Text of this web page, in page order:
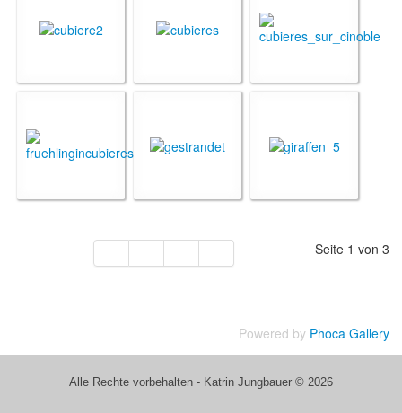
Seite 1 von 3
Powered by Phoca Gallery
Alle Rechte vorbehalten - Katrin Jungbauer © 2026